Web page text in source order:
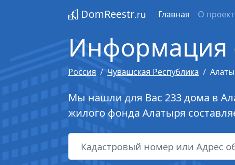
DomReestr.ru Главная О
Информация
Россия Чувашская Республика
Мы нашли для Вас 233 дома в
жилого фонда Алатыря